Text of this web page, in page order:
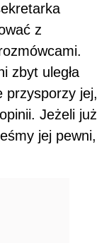
z
zbyt uległa
przysporzy jej,
Jeżeli już
jej pewni,